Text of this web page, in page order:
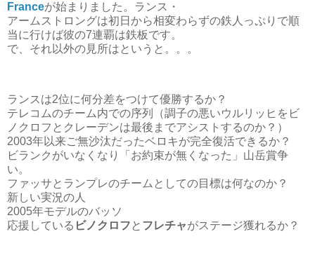
Franceが始まりました。ランス・
アームストロングは初日から相変わらずの鉄人っぷりで順
当に行けば彼の7連覇は鉄板です。
で、それ以外の見所はというと。。。
ランスは2位に何分差をつけて優勝するか？
テレコムのチーム内での序列（調子の悪いウルリッヒをビ
ノクロフとクレーデンは最後までアシストするのか？）
2003年以来ご無沙汰だったベロキが完全復活できるか？
ビランクがいなくなり「お約束が無くなった」山岳賞争
い。
ファッサとランプレのチームとしての目標は何なのか？
新しい実況の人
2005年モデルのバッソ
応援している ビノクロフ と フレチャがステージ獲れるか？